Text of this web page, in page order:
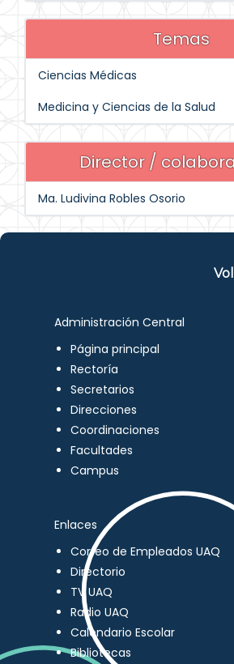
Temas
Ciencias Médicas
Medicina y Ciencias de la Salud
Director /
Ma. Ludivina Robles Osorio
Administración Central
Página principal
Rectoría
Secretarios
Direcciones
Coordinaciones
Facultades
Campus
Enlaces
Correo de Empleados UAQ
Directorio
TV UAQ
Radio UAQ
Calendario Escolar
Bibliotecas